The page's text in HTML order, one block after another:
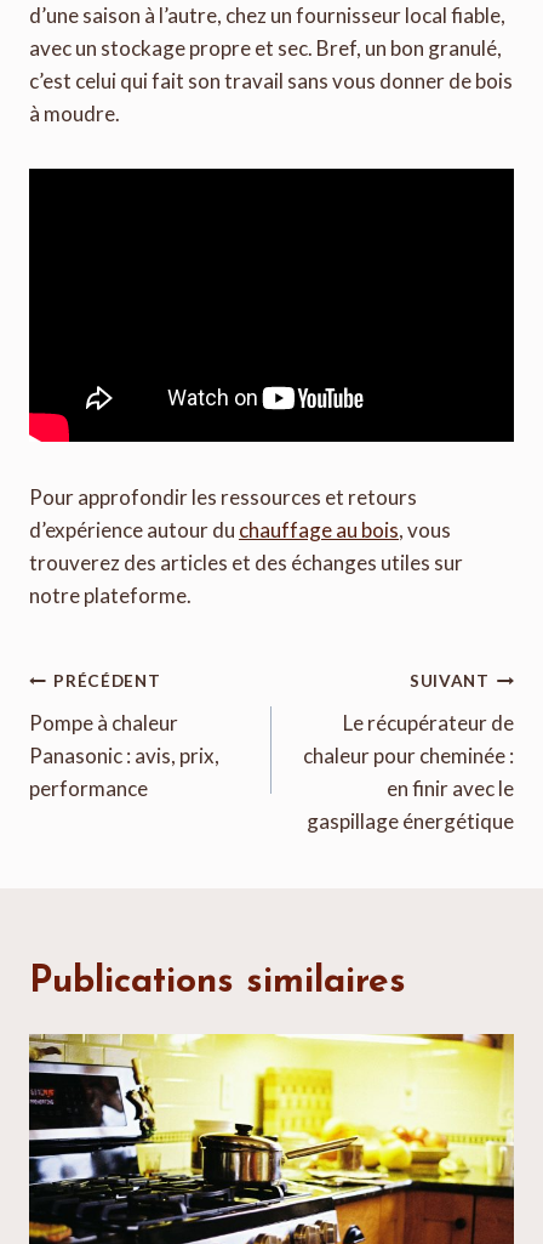
d’une saison à l’autre, chez un fournisseur local fiable,
avec un stockage propre et sec. Bref, un bon granulé,
c’est celui qui fait son travail sans vous donner de bois
à moudre.
Pour approfondir les ressources et retours
d’expérience autour du chauffage au bois, vous
trouverez des articles et des échanges utiles sur
notre plateforme.
Navigation
de
l’article
PRÉCÉDENT
Pompe à chaleur
Panasonic : avis, prix,
performance
SUIVANT
Le récupérateur de
chaleur pour cheminée :
en finir avec le
gaspillage énergétique
Publications similaires